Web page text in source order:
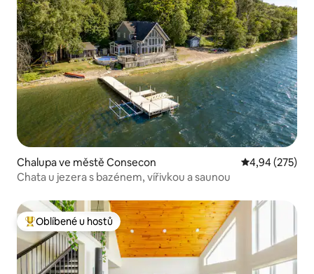
Chalupa ve městě Consecon Průměrné
4,94 (275)
Chata u jezera s bazénem, vířivkou a saunou
Nejlepší v kategorii Oblíbené u hostů
Oblíbené u hostů